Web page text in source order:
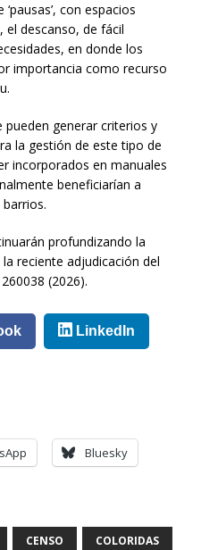
con espacios
el descanso, de fácil
en donde los
importancia como recurso
pueden generar criterios y
la gestión de este tipo de
incorporados en manuales
beneficiarían a
profundizando la
reciente adjudicación del
(2026).
LinkedIn
Bluesky
CENSO COLORIDAS